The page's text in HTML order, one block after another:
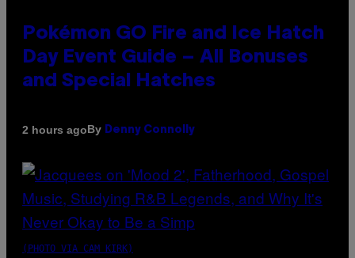
Pokémon GO Fire and Ice Hatch
Day Event Guide – All Bonuses
and Special Hatches
2 hours agoBy Denny Connolly
(PHOTO VIA CAM KIRK)